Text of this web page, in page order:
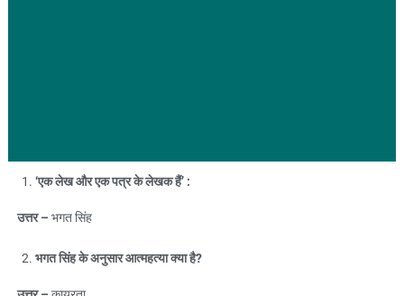
‘एक लेख और एक पत्र के लेखक हैं’ :
उत्तर – भगत सिंह
भगत सिंह के अनुसार आत्महत्या क्या है?